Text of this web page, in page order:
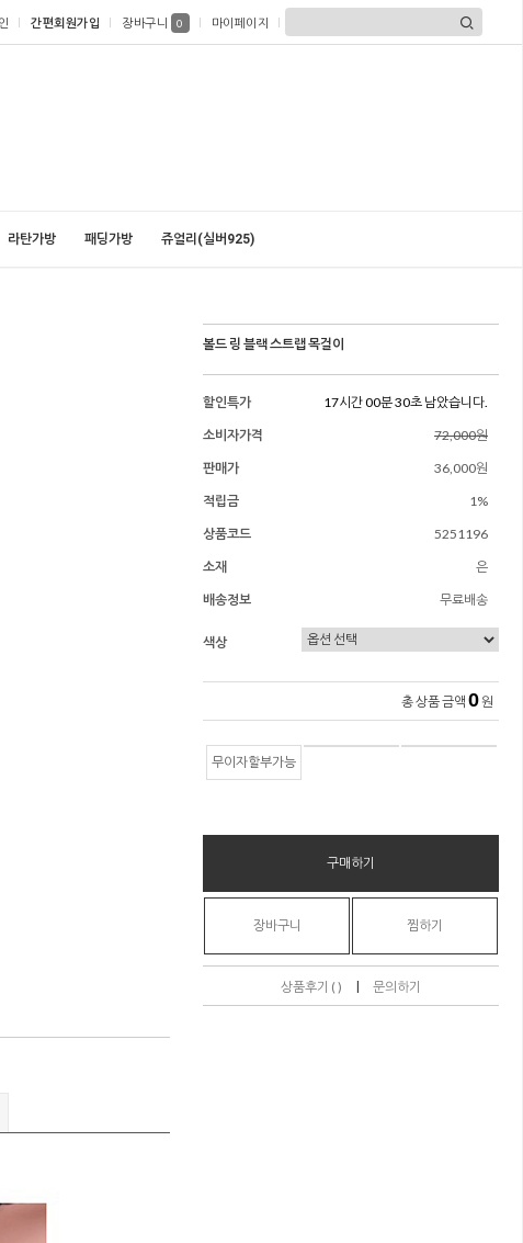
간편회원가입 장바구니 0 마이페이지
라탄가방 패딩가방 쥬얼리(실버925)
볼드 링 블랙 스트랩 목걸이
할인특가
17시간 00분 28초 남았습니다.
소비자가격
72,000원
판매가
36,000원
적립금
1%
상품코드
5251196
소재
은
배송정보
무료배송
색상
총 상품 금액 0 원
무이자할부가능
구매하기
장바구니 찜하기
상품후기 ( ) | 문의하기